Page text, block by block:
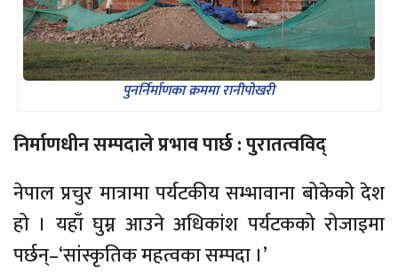
पुनर्निर्माणका क्रममा रानीपोखरी
निर्माणधीन सम्पदाले प्रभाव पार्छ : पुरातत्वविद्
नेपाल प्रचुर मात्रामा पर्यटकीय सम्भावाना बोकेको देश
हो । यहाँ घुम्न आउने अधिकांश पर्यटकको रोजाइमा
पर्छन्–‘सांस्कृतिक महत्वका सम्पदा ।’